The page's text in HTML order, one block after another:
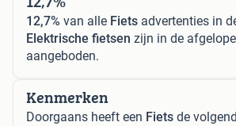
12,7% van alle Fiets advertenties in
Elektrische fietsen zijn in de
aangeboden.
Kenmerken
Doorgaans heeft een Fiets de